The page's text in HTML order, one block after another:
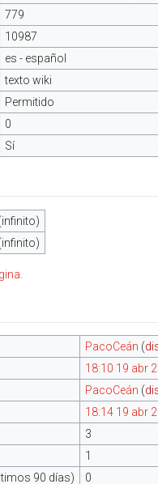
779
10987
es - español
texto wiki
Permitido
0
Sí
PacoCeán (
18:10 19 abr
PacoCeán (
18:14 19 abr
3
1
90 días)
0